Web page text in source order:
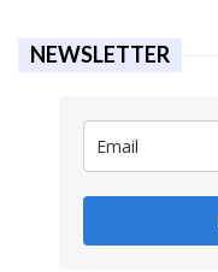
NEWSLETTER